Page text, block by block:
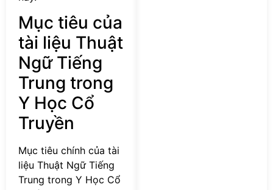
Mục tiêu của
tài liệu Thuật
Ngữ Tiếng
Trung trong
Y Học Cổ
Truyền
Mục tiêu chính của tài
liệu Thuật Ngữ Tiếng
Trung trong Y Học Cổ